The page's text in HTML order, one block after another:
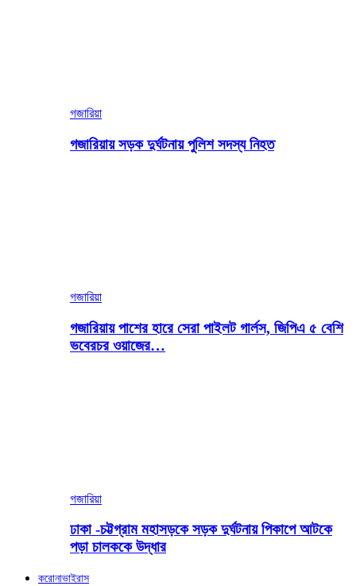
গজারিয়া
গজারিয়ায় সড়ক দুর্ঘটনায় পুলিশ সদস্য নিহত
গজারিয়া
গজারিয়ায় পাশের হারে সেরা পাইলট গার্লস, জিপিএ ৫ বেশি
ভবেরচর ওয়াজের…
গজারিয়া
ঢাকা -চট্টগ্রাম মহাসড়কে সড়ক দুর্ঘটনায় পিকাপে আটকে
পড়া চালককে উদ্ধার
করোনাভাইরাস